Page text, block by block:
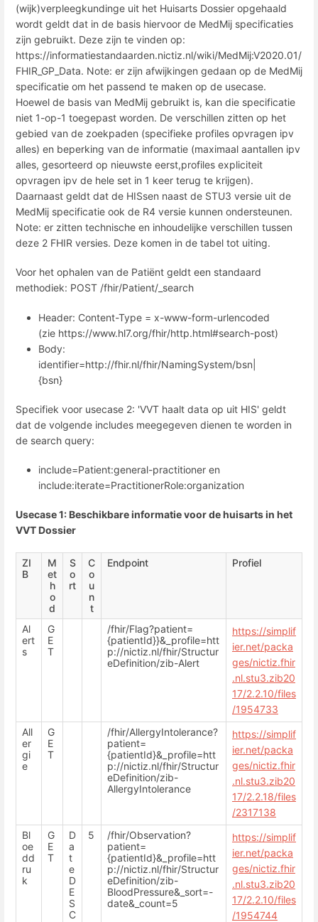
(wijk)verpleegkundinge uit het Huisarts Dossier opgehaald
wordt geldt dat in de basis hiervoor de MedMij specificaties
zijn gebruikt. Deze zijn te vinden op:
https://informatiestandaarden.nictiz.nl/wiki/MedMij:V2020.01/
FHIR_GP_Data. Note: er zijn afwijkingen gedaan op de MedMij
specificatie om het passend te maken op de usecase.
Hoewel de basis van MedMij gebruikt is, kan die specificatie
niet 1-op-1 toegepast worden. De verschillen zitten op het
gebied van de zoekpaden (specifieke profiles opvragen ipv
alles) en beperking van de informatie (maximaal aantallen ipv
alles, gesorteerd op nieuwste eerst,profiles expliciteit
opvragen ipv de hele set in 1 keer terug te krijgen).
Daarnaast geldt dat de HISsen naast de STU3 versie uit de
MedMij specificatie ook de R4 versie kunnen ondersteunen.
Note: er zitten technische en inhoudelijke verschillen tussen
deze 2 FHIR versies. Deze komen in de tabel tot uiting.
Voor het ophalen van de Patiënt geldt een standaard
methodiek: POST /fhir/Patient/_search
Header: Content-Type = x-www-form-urlencoded
(zie https://www.hl7.org/fhir/http.html#search-post)
Body:
identifier=http://fhir.nl/fhir/NamingSystem/bsn|
{bsn}
Specifiek voor usecase 2: 'VVT haalt data op uit HIS' geldt
dat de volgende includes meegegeven dienen te worden in
de search query:
include=Patient:general-practitioner en
include:iterate=PractitionerRole:organization
Usecase 1: Beschikbare informatie voor de huisarts in het
VVT Dossier
ZI
B
M
et
h
o
d
S
o
rt
C
o
u
n
t
Endpoint Profiel
Al
ert
s
G
E
T
/fhir/Flag?patient=
{patientId}}&_profile=htt
p://nictiz.nl/fhir/Structur
eDefinition/zib-Alert
https://simplif
ier.net/packa
ges/nictiz.fhir
.nl.stu3.zib20
17/2.2.10/files
/1954733
All
er
gi
e
G
E
T
/fhir/AllergyIntolerance?
patient=
{patientId}&_profile=htt
p://nictiz.nl/fhir/Structur
eDefinition/zib-
AllergyIntolerance
https://simplif
ier.net/packa
ges/nictiz.fhir
.nl.stu3.zib20
17/2.2.18/files
/2317138
Bl
oe
dd
ru
k
G
E
T
D
a
t
e
D
E
S
C
5
/fhir/Observation?
patient=
{patientId}&_profile=htt
p://nictiz.nl/fhir/Structur
eDefinition/zib-
BloodPressure&_sort=-
date&_count=5
https://simplif
ier.net/packa
ges/nictiz.fhir
.nl.stu3.zib20
17/2.2.10/files
/1954744